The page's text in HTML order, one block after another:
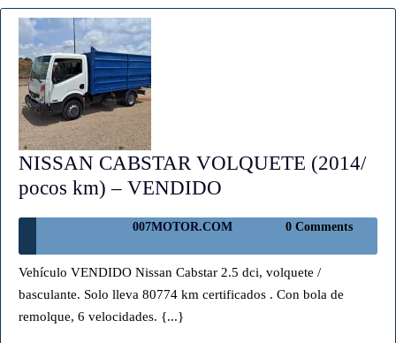
NISSAN CABSTAR VOLQUETE (2014/
pocos km) – VENDIDO
CABSTAR
VOLQUETE
(2014/
pocos
007MOTOR.COM 007MOTOR.COM
0 Comments
Vehículo VENDIDO Nissan Cabstar 2.5 dci, volquete /
basculante. Solo lleva 80774 km certificados . Con bola de
remolque, 6 velocidades. {...}